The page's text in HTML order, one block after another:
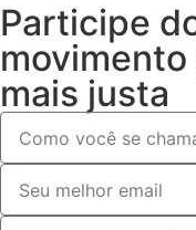
Participe
mais justa